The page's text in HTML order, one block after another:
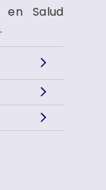
en Salud